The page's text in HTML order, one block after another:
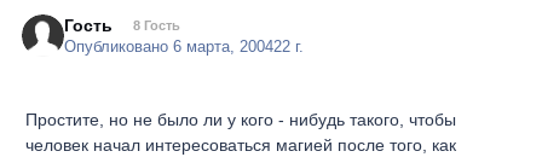
Гость 8 Гость
Опубликовано6 марта, 200422 г.
Простите, но не было ли у кого - нибудь такого, чтобы
человек начал интересоваться магией после того, как